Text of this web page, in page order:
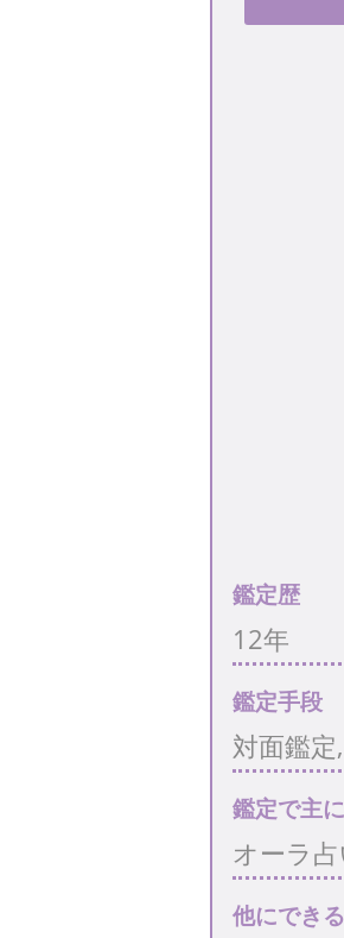
鑑定歴
12年
鑑定手段
対面鑑
鑑定で主
オーラ
他にでき